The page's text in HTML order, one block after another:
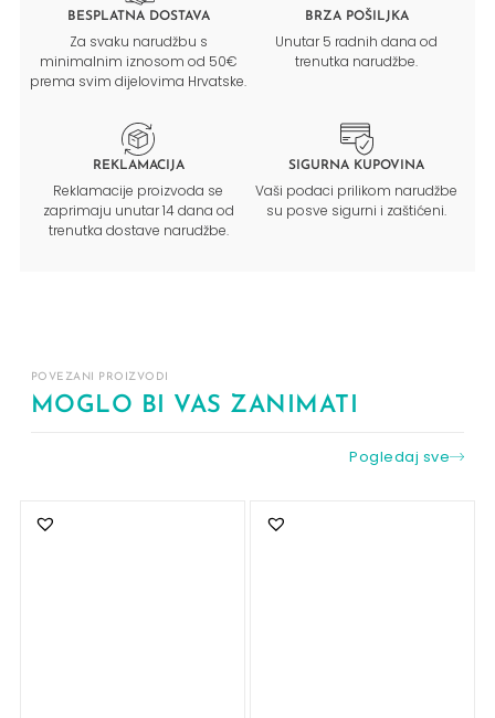
BESPLATNA DOSTAVA
Za svaku narudžbu s
minimalnim iznosom od 50€
prema svim dijelovima Hrvatske.
BRZA POŠILJKA
Unutar 5 radnih dana od
trenutka narudžbe.
REKLAMACIJA
Reklamacije proizvoda se
zaprimaju unutar 14 dana od
trenutka dostave narudžbe.
SIGURNA KUPOVINA
Vaši podaci prilikom narudžbe
su posve sigurni i zaštićeni.
POVEZANI PROIZVODI
MOGLO BI VAS ZANIMATI
Pogledaj sve